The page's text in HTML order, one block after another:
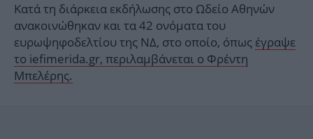
Κατά τη διάρκεια εκδήλωσης στο Ωδείο Αθηνών
ανακοινώθηκαν και τα 42 ονόματα του
ευρωψηφοδελτίου της ΝΔ, στο οποίο, όπως έγραψε
το iefimerida.gr, περιλαμβάνεται ο Φρέντη
Μπελέρης.